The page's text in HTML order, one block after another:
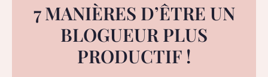
7 MANIÈRES D’ÊTRE UN
BLOGUEUR PLUS
PRODUCTIF !